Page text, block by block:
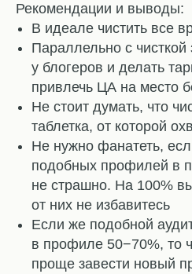
Рекомендации и выводы:
В идеале чистить все
Параллельно с чисткой
у блогеров и делать
привлечь ЦА на место
Не стоит думать, что
таблетка, от которой
Не нужно фанатеть,
подобных профилей в
не страшно. На 100%
от них не избавитесь
Если же подобной
в профиле 50−70%, то
проще завести новый